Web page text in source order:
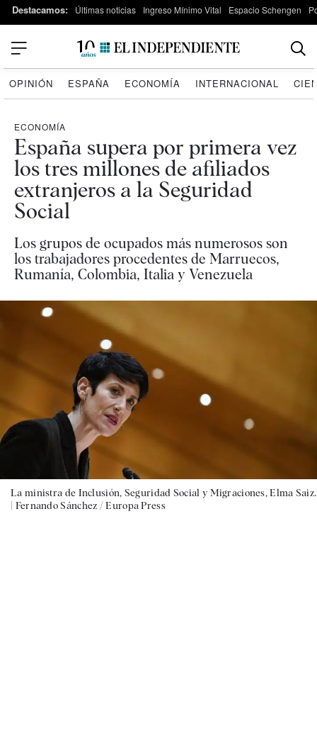
Destacamos: Últimas noticias Ingreso Mínimo Vital Espacio Schengen
OPINIÓN ESPAÑA ECONOMÍA INTERNACIONAL
ECONOMÍA
España supera por primera vez
los tres millones de afiliados
extranjeros a la Seguridad
Social
Los grupos de ocupados más numerosos son
los trabajadores procedentes de Marruecos,
Rumanía, Colombia, Italia y Venezuela
La ministra de Inclusión, Seguridad Social y Migraciones, Elma Saiz.
| Fernando Sánchez / Europa Press